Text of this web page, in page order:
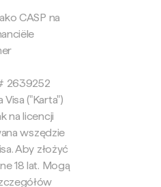
CASP na
2639252
("Karta")
na licencji
wszędzie
Aby złożyć
18 lat. Mogą